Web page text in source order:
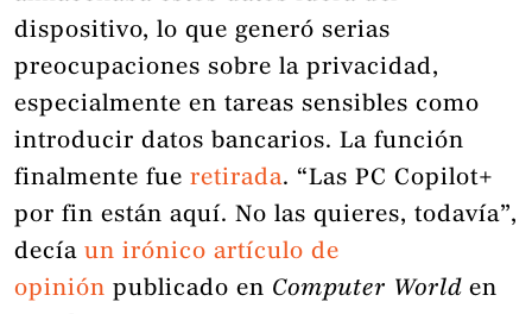
dispositivo, lo que generó serias
preocupaciones sobre la privacidad,
especialmente en tareas sensibles como
introducir datos bancarios. La función
finalmente fue retirada. “Las PC Copilot+
por fin están aquí. No las quieres, todavía”,
decía un irónico artículo de
opinión publicado en Computer World en